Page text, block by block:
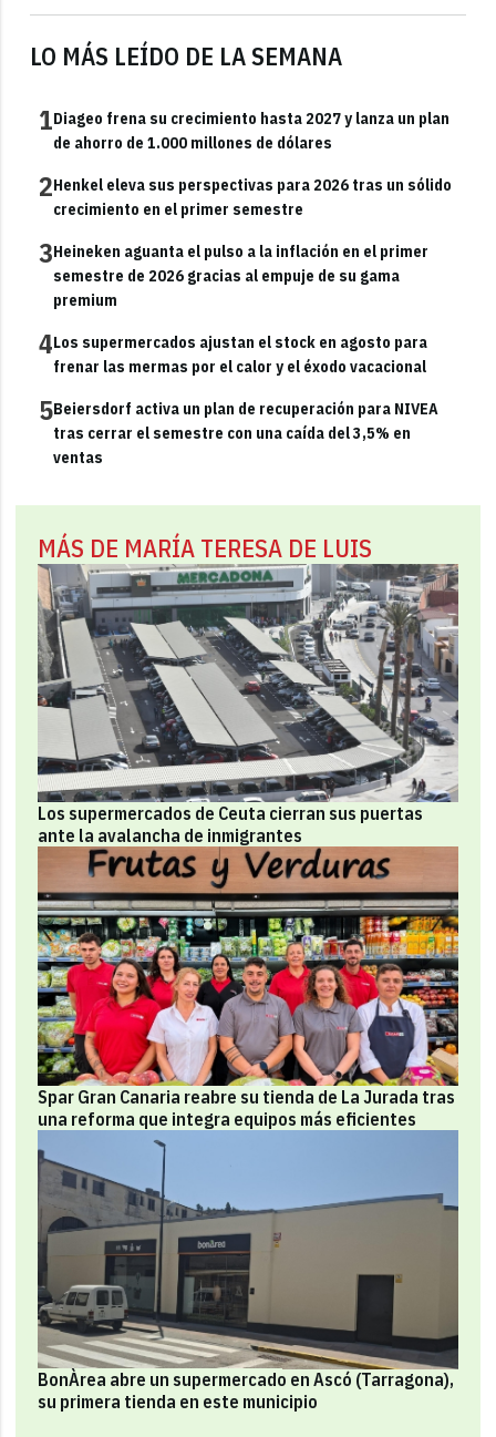
LO MÁS LEÍDO DE LA SEMANA
1Diageo frena su crecimiento hasta 2027 y lanza un plan
de ahorro de 1.000 millones de dólares
2Henkel eleva sus perspectivas para 2026 tras un sólido
crecimiento en el primer semestre
3Heineken aguanta el pulso a la inflación en el primer
semestre de 2026 gracias al empuje de su gama
premium
4Los supermercados ajustan el stock en agosto para
frenar las mermas por el calor y el éxodo vacacional
5Beiersdorf activa un plan de recuperación para NIVEA
tras cerrar el semestre con una caída del 3,5% en
ventas
MÁS DE MARÍA TERESA DE LUIS
Los supermercados de Ceuta cierran sus puertas
ante la avalancha de inmigrantes
Spar Gran Canaria reabre su tienda de La Jurada tras
una reforma que integra equipos más eficientes
BonÀrea abre un supermercado en Ascó (Tarragona),
su primera tienda en este municipio